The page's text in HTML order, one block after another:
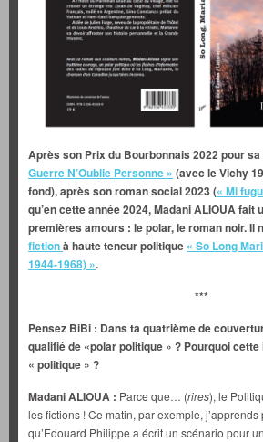
Après son Prix du Bourbonnais 2022 pour
Guerre N’Oublie Personne » (avec le Vichy
fond), après son roman social 2023 (« Mi
qu’en cette année 2024, Madani ALIOUA fait
premières amours : le polar, le roman noir. Il
fictionà haute teneur politique « So Long
1944-1968) ».
***
Pensez BiBi : Dans ta quatrième de
qualifié de «polar politique » ? Pourquoi
« politique » ?
Madani ALIOUA : Parce que… (rires), le
les fictions ! Ce matin, par exemple, j’apprends
qu’Edouard Philippe a écrit un scénario pour